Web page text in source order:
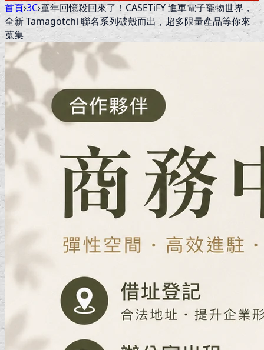
首頁›3C›童年回憶殺回來了！CASETiFY 進軍電子寵物世界，
全新 Tamagotchi 聯名系列破殼而出，超多限量產品等你來
蒐集